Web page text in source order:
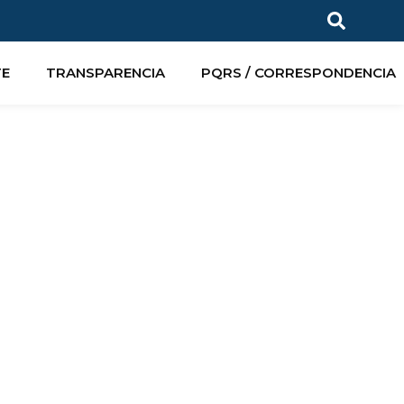
TRANSPARENCIA PQRS / CORRESPONDENCIA